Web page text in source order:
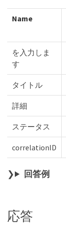
Name
を入力しま
す
タイトル
詳細
ステータス
correlationID
回答例
応答